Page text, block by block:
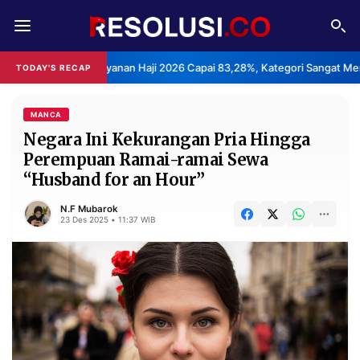
TODAY'S RECAP
Layanan Haji 2026 Capai 83,28%, Kategori Sangat Memuaskan. •
REDAKSI TENTANG
RESOLUSI IKLAN
RUBRIKASI
EDITORIAL AKSARA
FINANSIA PERSONA
DAERAH NASIONAL
MANCA SPORT
INFORMASI
MANCA
Negara Ini Kekurangan Pria Hingga
Perempuan Ramai-ramai Sewa
“Husband for an Hour”
N.F Mubarok
23 Des 2025 • 11:37 WIB